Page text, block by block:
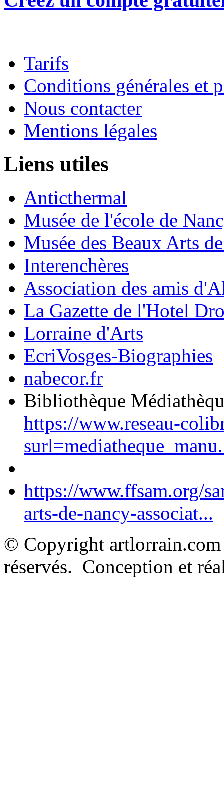
Tarifs
Conditions générales et
Nous contacter
Mentions légales
Liens utiles
Anticthermal
Musée de l'école de
Musée des Beaux Arts
Interenchères
Association des amis
La Gazette de l'Hotel
Lorraine d'Arts
EcriVosges-Biographies
nabecor.fr
Bibliothèque
https://www.reseau-
https://www.ffsam.org/
arts-de-nancy-associat...
© Copyright
réservés. Conception et